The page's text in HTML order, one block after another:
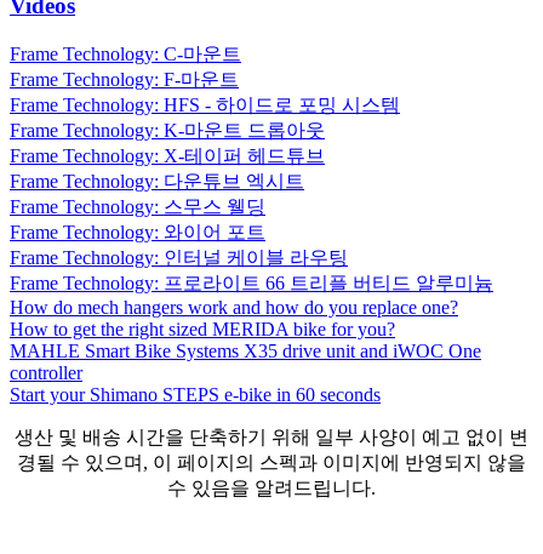
Videos
Frame Technology: C-마운트
Frame Technology: F-마운트
Frame Technology: HFS - 하이드로 포밍 시스템
Frame Technology: K-마운트 드롭아웃
Frame Technology: X-테이퍼 헤드튜브
Frame Technology: 다운튜브 엑시트
Frame Technology: 스무스 웰딩
Frame Technology: 와이어 포트
Frame Technology: 인터널 케이블 라우팅
Frame Technology: 프로라이트 66 트리플 버티드 알루미늄
How do mech hangers work and how do you replace one?
How to get the right sized MERIDA bike for you?
MAHLE Smart Bike Systems X35 drive unit and iWOC One
controller
Start your Shimano STEPS e-bike in 60 seconds
생산 및 배송 시간을 단축하기 위해 일부 사양이 예고 없이 변
경될 수 있으며, 이 페이지의 스펙과 이미지에 반영되지 않을
수 있음을 알려드립니다.